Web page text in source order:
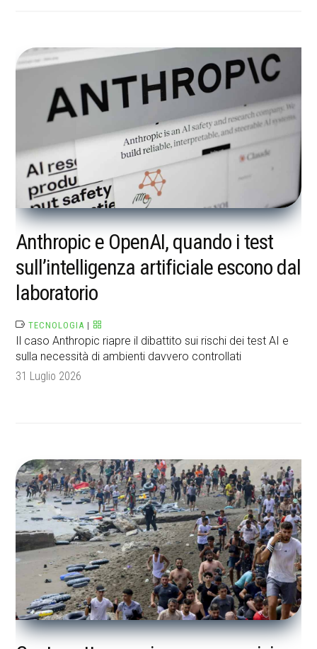
Anthropic e OpenAI, quando i test
sull’intelligenza artificiale escono dal
laboratorio
TECNOLOGIA |
Il caso Anthropic riapre il dibattito sui rischi dei test AI e
sulla necessità di ambienti davvero controllati
31 Luglio 2026